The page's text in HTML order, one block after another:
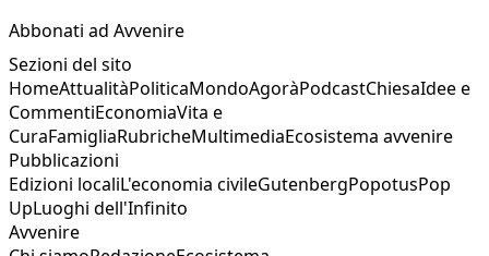
Abbonati ad Avvenire
Sezioni del sito
HomeAttualitàPoliticaMondoAgoràPodcastChiesaIdee e
CommentiEconomiaVita e
CuraFamigliaRubricheMultimediaEcosistema avvenire
Pubblicazioni
Edizioni localiL'economia civileGutenbergPopotusPop
UpLuoghi dell'Infinito
Avvenire